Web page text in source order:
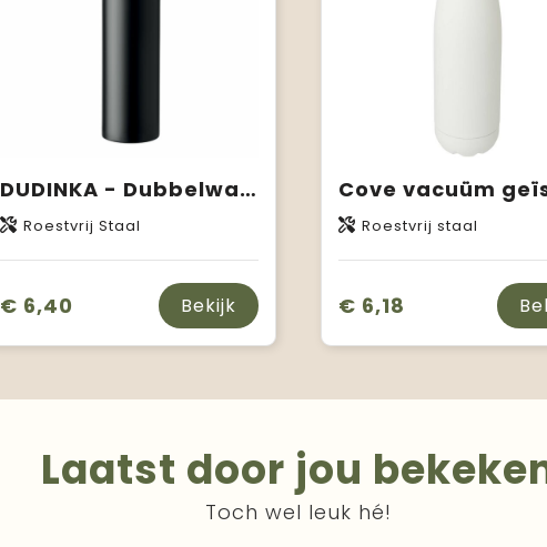
DUDINKA - Dubbelwandige thermosfles 500M
Roestvrij Staal
€ 6,40 Bekijk
Roestvrij staal
€ 6,18
Laatst door jou
Toch wel leuk hé!